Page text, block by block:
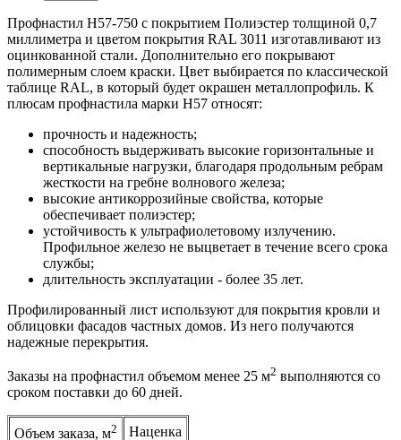
Профнастил Н57-750 с покрытием Полиэстер толщиной 0,7
миллиметра и цветом покрытия RAL 3011 изготавливают из
оцинкованной стали. Дополнительно его покрывают
полимерным слоем краски. Цвет выбирается по классической
таблице RAL, в который будет окрашен металлопрофиль. К
плюсам профнастила марки Н57 относят:
прочность и надежность;
способность выдерживать высокие горизонтальные и
вертикальные нагрузки, благодаря продольным ребрам
жесткости на гребне волнового железа;
высокие антикоррозийные свойства, которые
обеспечивает полиэстер;
устойчивость к ультрафиолетовому излучению.
Профильное железо не выцветает в течение всего срока
службы;
длительность эксплуатации - более 35 лет.
Профилированный лист используют для покрытия кровли и
облицовки фасадов частных домов. Из него получаются
надежные перекрытия.
Заказы на профнастил объемом менее 25 м2 выполняются со
сроком поставки до 60 дней.
Объем заказа, м2 Наценка